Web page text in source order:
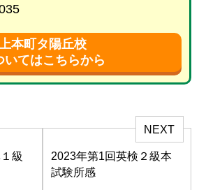
本町タ陽丘校
いてはこちらから
級
NEXT
2023年第1回英検２級本
試験所感